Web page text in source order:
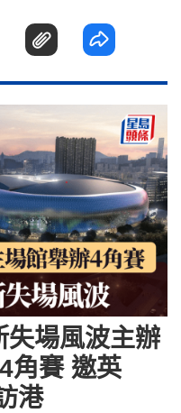
場風波主辦
角賽 邀英
港